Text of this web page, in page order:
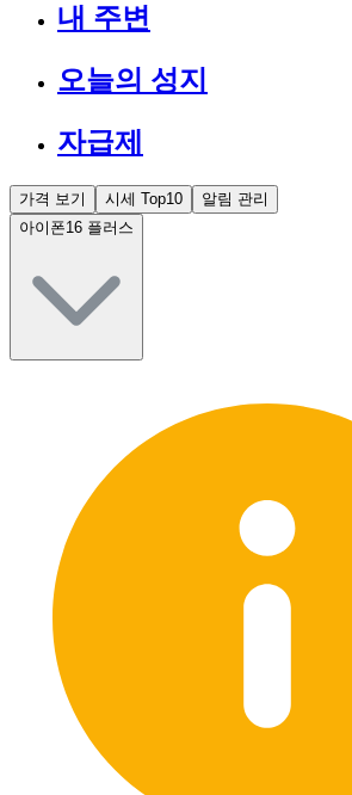
내 주변
오늘의 성지
자급제
가격 보기 시세 Top10
알림 관리
아이폰16 플러스